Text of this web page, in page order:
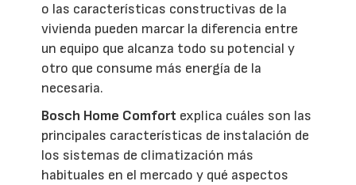
o las características constructivas de la
vivienda pueden marcar la diferencia entre
un equipo que alcanza todo su potencial y
otro que consume más energía de la
necesaria.
Bosch Home Comfort explica cuáles son las
principales características de instalación de
los sistemas de climatización más
habituales en el mercado y qué aspectos